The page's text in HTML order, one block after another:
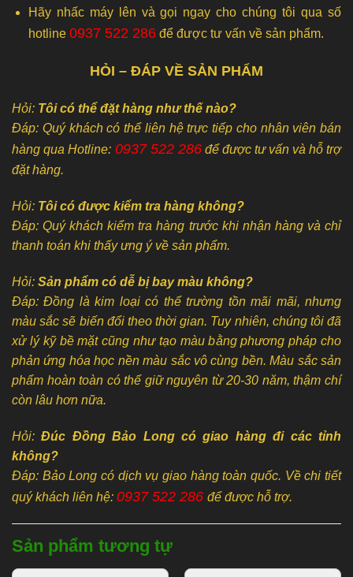
Hãy nhấc máy lên và gọi ngay cho chúng tôi qua số
hotline 0937 522 286để được tư vấn về sản phẩm.
HỎI – ĐÁP VỀ SẢN PHẨM
Hỏi: Tôi có thể đặt hàng như thế nào?
Đáp: Quý khách có thể liên hệ trực tiếp cho nhân viên bán
hàng qua Hotline: 0937 522 286 để được tư vấn và hỗ trợ
đặt hàng.
Hỏi: Tôi có được kiểm tra hàng không?
Đáp: Quý khách kiểm tra hàng trước khi nhận hàng và chỉ
thanh toán khi thấy ưng ý về sản phẩm.
Hỏi: Sản phẩm có dễ bị bay màu không?
Đáp: Đồng là kim loại có thể trường tồn mãi mãi, nhưng
màu sắc sẽ biến đổi theo thời gian. Tuy nhiên, chúng tôi đã
xử lý kỹ bề mặt cũng như tạo màu bằng phương pháp cho
phản ứng hóa học nền màu sắc vô cùng bền. Màu sắc sản
phẩm hoàn toàn có thể giữ nguyên từ 20-30 năm, thậm chí
còn lâu hơn nữa.
Hỏi: Đúc Đồng Bảo Long có giao hàng đi các tỉnh
không?
Đáp: Bảo Long có dịch vụ giao hàng toàn quốc. Về chi tiết
quý khách liên hệ: 0937 522 286 để được hỗ trợ.
Sản phẩm tương tự